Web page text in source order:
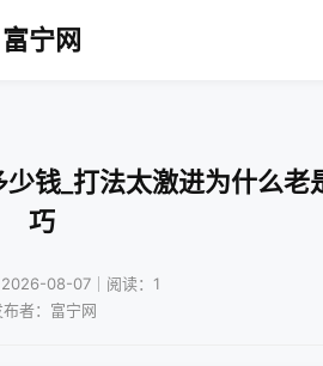
富宁网
钱_打法太激进为什么老
巧
08-07｜阅读：1
布者：富宁网